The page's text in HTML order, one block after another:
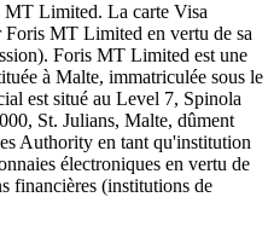
MT Limited. La carte Visa
Foris MT Limited en vertu de sa
Foris MT Limited est une
à Malte, immatriculée sous le
est situé au Level 7, Spinola
St. Julians, Malte, dûment
Authority en tant qu'institution
électroniques en vertu de
financières (institutions de